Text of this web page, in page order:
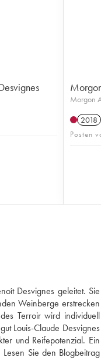
Morgon
2018
Posten
Desvignes geleitet. Sie
Weinberge erstrecken
Terroir wird individuell
Louis-Claude Desvignes
und Reifepotenzial. Ein
Lesen Sie den Blogbeitrag